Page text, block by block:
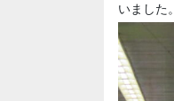
いました。